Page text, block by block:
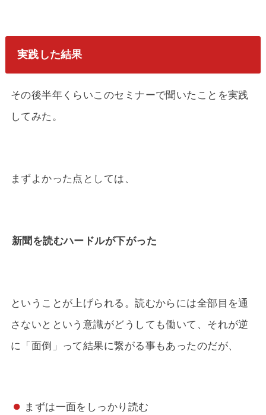
実践した結果
その後半年くらいこのセミナーで聞いたことを実践
してみた。
まずよかった点としては、
新聞を読むハードルが下がった
ということが上げられる。読むからには全部目を通
さないとという意識がどうしても働いて、それが逆
に「面倒」って結果に繋がる事もあったのだが、
まずは一面をしっかり読む